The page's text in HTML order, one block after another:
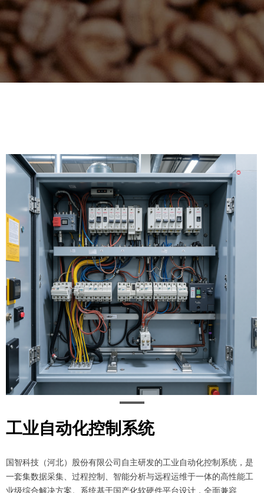
工业自动化控制系统
国智科技（河北）股份有限公司自主研发的工业自动化控制系统，是
一套集数据采集、过程控制、智能分析与远程运维于一体的高性能工
业级综合解决方案。系统基于国产化软硬件平台设计，全面兼容